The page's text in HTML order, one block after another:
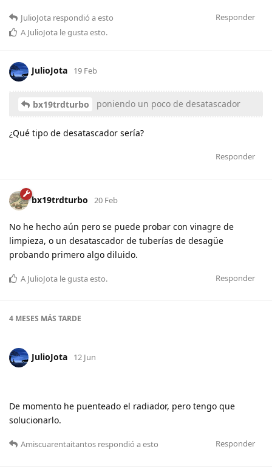
Responder
JulioJota respondió a esto
A JulioJota le gusta esto.
JulioJota 19 Feb
bx19trdturbo poniendo un poco de desatascador
¿Qué tipo de desatascador sería?
Responder
bx19trdturbo 20 Feb
No he hecho aún pero se puede probar con vinagre de
limpieza, o un desatascador de tuberías de desagüe
probando primero algo diluido.
Responder
A JulioJota le gusta esto.
4 MESES MÁS TARDE
JulioJota 12 Jun
De momento he puenteado el radiador, pero tengo que
solucionarlo.
Responder
Amiscuarentaitantos respondió a esto